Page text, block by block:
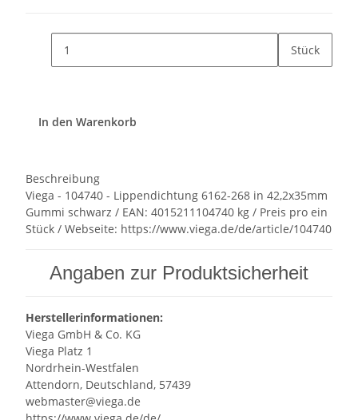
Stück
In den Warenkorb
Beschreibung
Viega - 104740 - Lippendichtung 6162-268 in 42,2x35mm
Gummi schwarz / EAN: 4015211104740 kg / Preis pro ein
Stück / Webseite: https://www.viega.de/de/article/104740
Angaben zur Produktsicherheit
Herstellerinformationen:
Viega GmbH & Co. KG
Viega Platz 1
Nordrhein-Westfalen
Attendorn, Deutschland, 57439
webmaster@viega.de